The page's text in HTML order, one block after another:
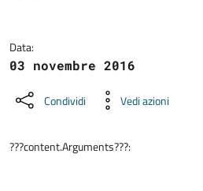
Data:
03 novembre 2016
Condividi Vedi azioni
???content.Arguments???: